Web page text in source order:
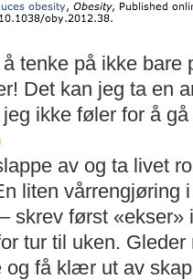
tenke på ikke bare
Det kan jeg ta en
ikke føler for å
av og ta livet
liten vårrengjøring
skrev først
tur til uken.
og få klær ut av